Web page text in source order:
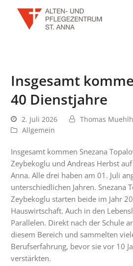
Insgesamt
40 Dienstjahre
2. Juli 2026
Thomas
Allgemein
Insgesamt kommen Snezana
Zeybekoglu und Andreas Herbst
Anna. Alle drei haben am 01. Juli
unterschiedlichen Jahren. Snezana
Zeybekoglu starten beide im Jahr
Hauswirtschaft. Auch in den
Parallelen. Direkt nach der Schule
diesem Bereich und sammelten
Berufserfahrung, bevor sie vor 10
verstärkten.